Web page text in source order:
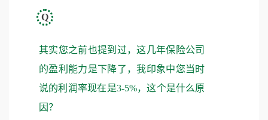
Q
其实您之前也提到过，这几年保险公司
的盈利能力是下降了，我印象中您当时
说的利润率现在是3-5%，这个是什么原
因？